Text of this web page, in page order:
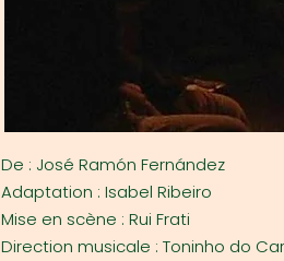
De : José Ramón Fernández
Adaptation : Isabel Ribeiro
Mise en scène : Rui Frati
Direction musicale : Toninho do